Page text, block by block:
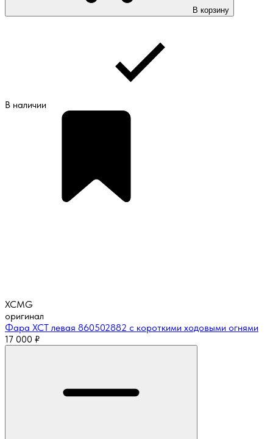
В корзину
В наличии
XCMG
оригинал
Фара XCT левая 860502882 с короткими ходовыми огнями
17 000 ₽